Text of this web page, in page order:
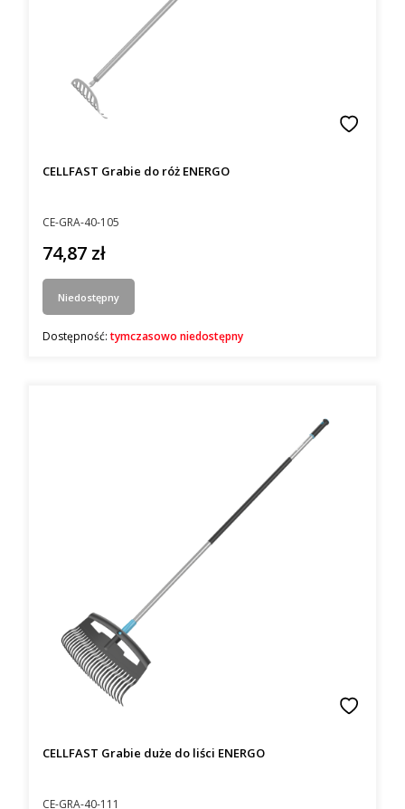
Kod producenta
CE-GRA-40-105
CELLFAST Grabie do róż ENERGO
Cena
74,87 zł
Niedostępny
Dostępność:tymczasowo niedostępny
Kod producenta
CE-GRA-40-111
CELLFAST Grabie duże do liści ENERGO